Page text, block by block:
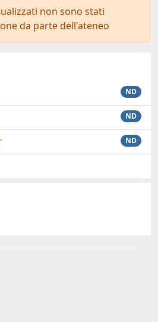
non sono stati
da parte dell'ateneo
ND
ND
ND